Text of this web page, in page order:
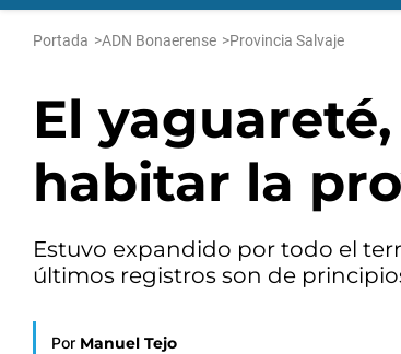
Portada >ADN Bonaerense >Provincia Salvaje
El
habitar la
Estuvo expandido por todo el
últimos registros son de
Por Manuel Tejo